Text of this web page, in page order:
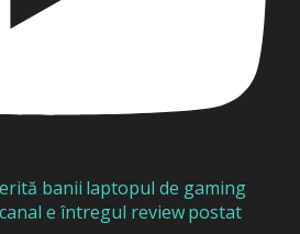
banii laptopul de gaming
e întregul review postat